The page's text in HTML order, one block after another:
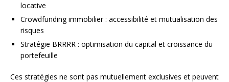
locative
Crowdfunding immobilier : accessibilité et mutualisation des
risques
Stratégie BRRRR : optimisation du capital et croissance du
portefeuille
Ces stratégies ne sont pas mutuellement exclusives et peuvent